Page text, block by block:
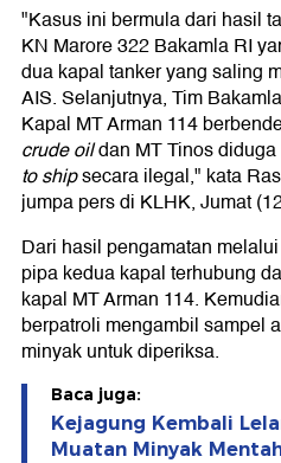
"Kasus ini bermula dari hasil
KN Marore 322 Bakamla RI
dua kapal tanker yang saling
AIS. Selanjutnya, Tim
Kapal MT Arman 114
crude oildan MT Tinos
to shipsecara ilegal," kata
jumpa pers di KLHK, Jumat
Dari hasil pengamatan
pipa kedua kapal terhubung
kapal MT Arman 114.
berpatroli mengambil sampel
minyak untuk diperiksa.
Baca juga:
Kejagung Kembali
Muatan Minyak